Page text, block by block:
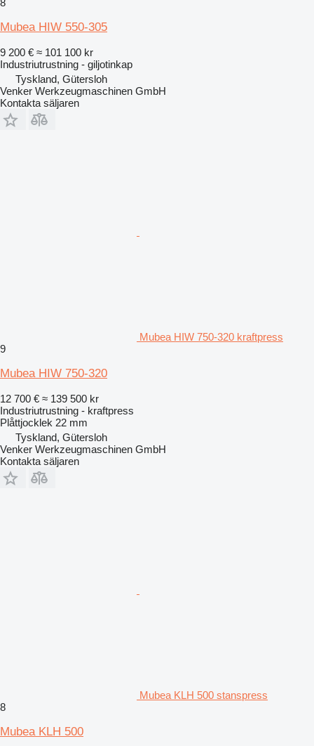
Mubea HIW 550-305
9 200 € ≈ 101 100 kr
Industriutrustning - giljotinkap
Tyskland, Gütersloh
Venker Werkzeugmaschinen GmbH
Kontakta säljaren
Mubea HIW 750-320 kraftpress
9
Mubea HIW 750-320
12 700 € ≈ 139 500 kr
Industriutrustning - kraftpress
Plåttjocklek 22 mm
Tyskland, Gütersloh
Venker Werkzeugmaschinen GmbH
Kontakta säljaren
Mubea KLH 500 stanspress
8
Mubea KLH 500